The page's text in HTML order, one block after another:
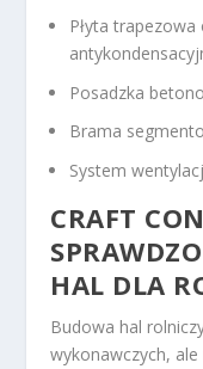
Płyta
Posadzka
Brama
System
CRAFT
HAL DLA
Budowa hal
wykonawczych,